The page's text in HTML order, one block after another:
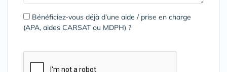
Bénéficiez-vous déjà d’une aide / prise en charge
(APA, aides CARSAT ou MDPH) ?